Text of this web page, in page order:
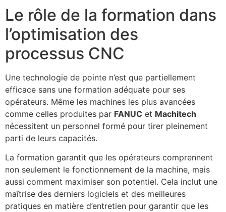
Le rôle de la formation dans
l’optimisation des
processus CNC
Une technologie de pointe n’est que partiellement
efficace sans une formation adéquate pour ses
opérateurs. Même les machines les plus avancées
comme celles produites par FANUC et Machitech
nécessitent un personnel formé pour tirer pleinement
parti de leurs capacités.
La formation garantit que les opérateurs comprennent
non seulement le fonctionnement de la machine, mais
aussi comment maximiser son potentiel. Cela inclut une
maîtrise des derniers logiciels et des meilleures
pratiques en matière d’entretien pour garantir que les